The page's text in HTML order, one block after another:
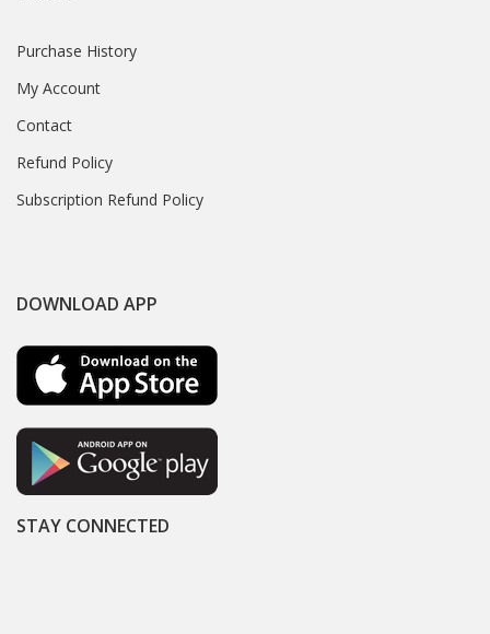
Purchase History
My Account
Contact
Refund Policy
Subscription Refund Policy
DOWNLOAD APP
STAY CONNECTED